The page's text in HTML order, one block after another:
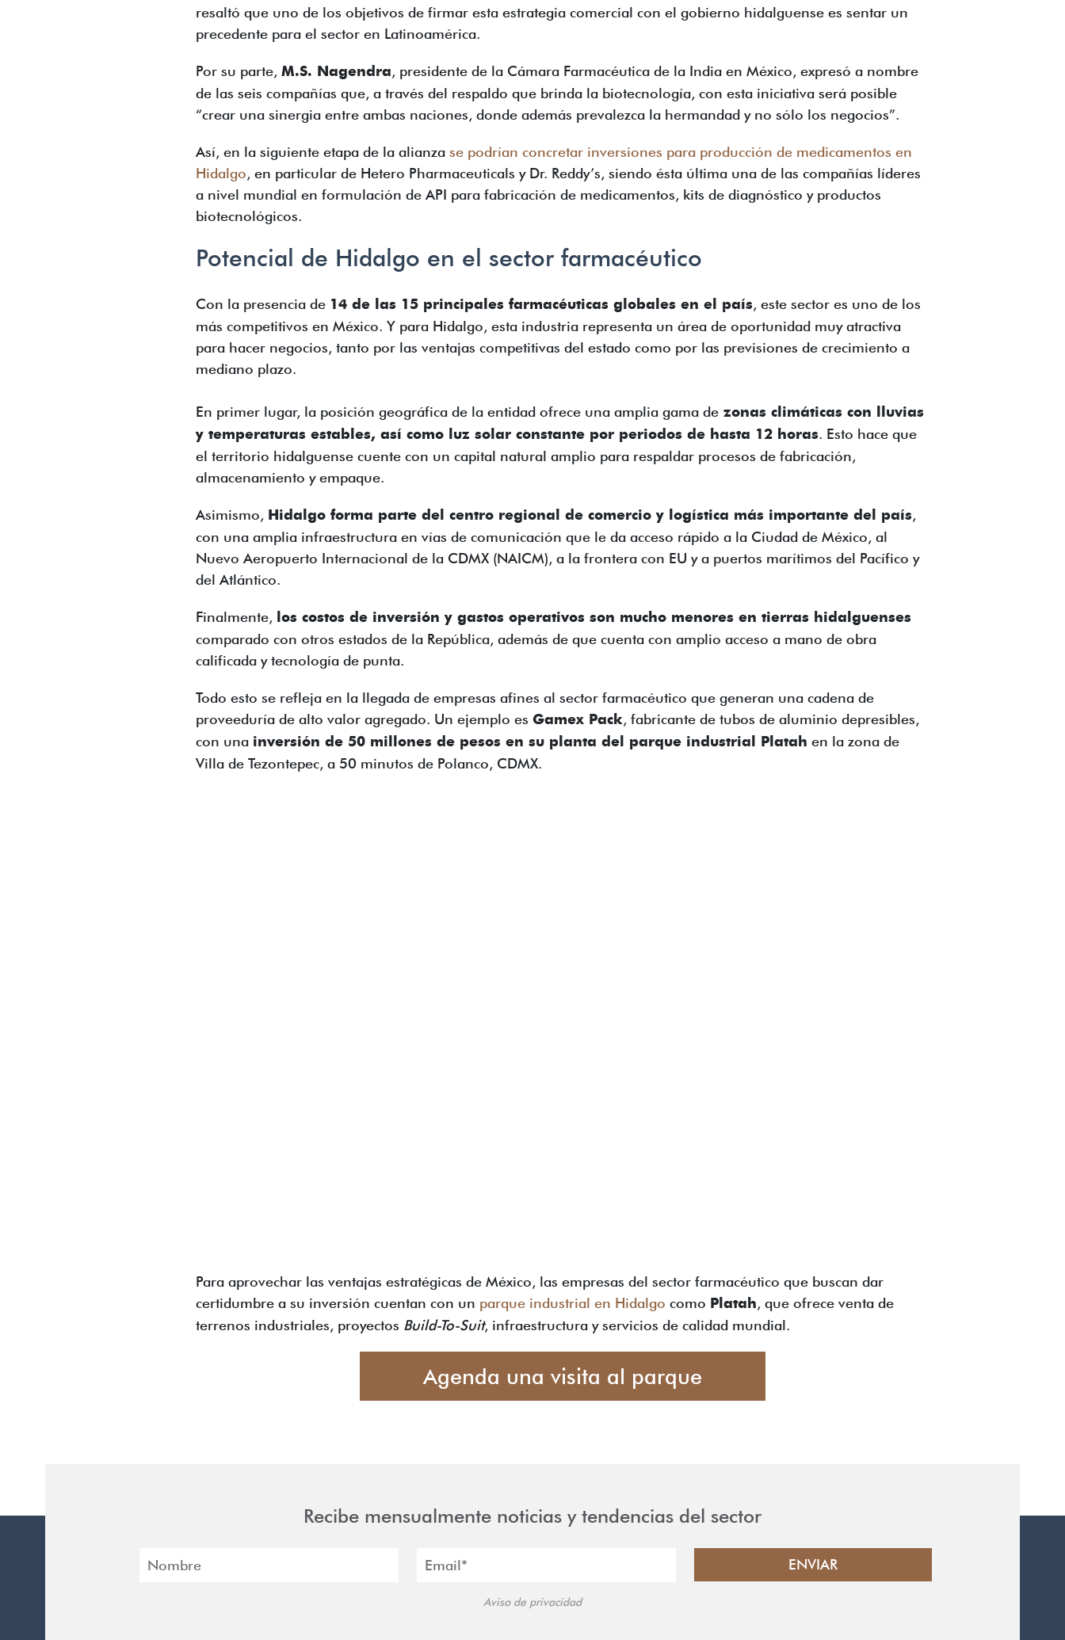
resaltó que uno de los objetivos de firmar esta estrategia comercial con el gobierno hidalguense es sentar un
precedente para el sector en Latinoamérica.
Por su parte, M.S. Nagendra, presidente de la Cámara Farmacéutica de la India en México, expresó a nombre
de las seis compañías que, a través del respaldo que brinda la biotecnología, con esta iniciativa será posible
“crear una sinergia entre ambas naciones, donde además prevalezca la hermandad y no sólo los negocios”.
Así, en la siguiente etapa de la alianza se podrían concretar inversiones para producción de medicamentos en
Hidalgo, en particular de Hetero Pharmaceuticals y Dr. Reddy’s, siendo ésta última una de las compañías líderes
a nivel mundial en formulación de API para fabricación de medicamentos, kits de diagnóstico y productos
biotecnológicos.
Potencial de Hidalgo en el sector farmacéutico
Con la presencia de 14 de las 15 principales farmacéuticas globales en el país, este sector es uno de los
más competitivos en México. Y para Hidalgo, esta industria representa un área de oportunidad muy atractiva
para hacer negocios, tanto por las ventajas competitivas del estado como por las previsiones de crecimiento a
mediano plazo.
En primer lugar, la posición geográfica de la entidad ofrece una amplia gama de zonas climáticas con lluvias
y temperaturas estables, así como luz solar constante por periodos de hasta 12 horas. Esto hace que
el territorio hidalguense cuente con un capital natural amplio para respaldar procesos de fabricación,
almacenamiento y empaque.
Asimismo, Hidalgo forma parte del centro regional de comercio y logística más importante del país,
con una amplia infraestructura en vías de comunicación que le da acceso rápido a la Ciudad de México, al
Nuevo Aeropuerto Internacional de la CDMX (NAICM), a la frontera con EU y a puertos marítimos del Pacífico y
del Atlántico.
Finalmente, los costos de inversión y gastos operativos son mucho menores en tierras hidalguenses
comparado con otros estados de la República, además de que cuenta con amplio acceso a mano de obra
calificada y tecnología de punta.
Todo esto se refleja en la llegada de empresas afines al sector farmacéutico que generan una cadena de
proveeduría de alto valor agregado. Un ejemplo es Gamex Pack, fabricante de tubos de aluminio depresibles,
con una inversión de 50 millones de pesos en su planta del parque industrial Platah en la zona de
Villa de Tezontepec, a 50 minutos de Polanco, CDMX.
Para aprovechar las ventajas estratégicas de México, las empresas del sector farmacéutico que buscan dar
certidumbre a su inversión cuentan con un parque industrial en Hidalgo como Platah, que ofrece venta de
terrenos industriales, proyectos Build-To-Suit, infraestructura y servicios de calidad mundial.
Agenda una visita al parque
Recibe mensualmente noticias y tendencias del sector
Aviso de privacidad